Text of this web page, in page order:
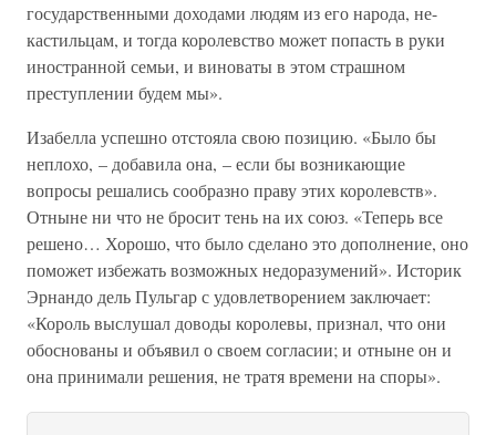
государственными доходами людям из его народа, не-
кастильцам, и тогда королевство может попасть в руки
иностранной семьи, и виноваты в этом страшном
преступлении будем мы».
Изабелла успешно отстояла свою позицию. «Было бы
неплохо, – добавила она, – если бы возникающие
вопросы решались сообразно праву этих королевств».
Отныне ни что не бросит тень на их союз. «Теперь все
решено… Хорошо, что было сделано это дополнение, оно
поможет избежать возможных недоразумений». Историк
Эрнандо дель Пульгар с удовлетворением заключает:
«Король выслушал доводы королевы, признал, что они
обоснованы и объявил о своем согласии; и отныне он и
она принимали решения, не тратя времени на споры».